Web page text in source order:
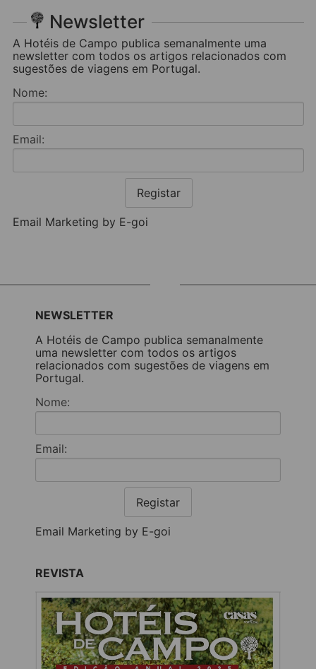
Newsletter
A Hotéis de Campo publica semanalmente uma
newsletter com todos os artigos relacionados com
sugestões de viagens em Portugal.
Nome:
Email:
Registar
Email Marketing by E-goi
NEWSLETTER
A Hotéis de Campo publica semanalmente
uma newsletter com todos os artigos
relacionados com sugestões de viagens em
Portugal.
Nome:
Email:
Registar
Email Marketing by E-goi
REVISTA